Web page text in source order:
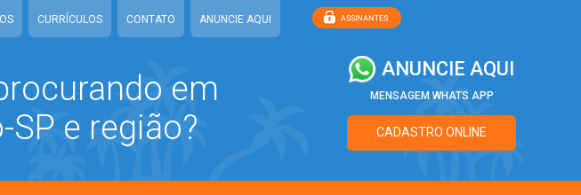
CURRÍCULOS CONTATO ANUNCIE AQUI
em
e região?
ANUNCIE AQUI
MENSAGEM WHATS APP
CADASTRO ONLINE